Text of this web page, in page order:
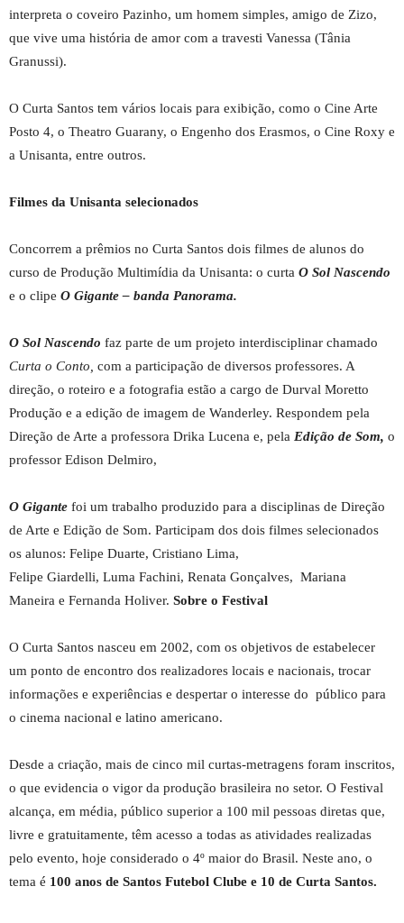
interpreta o coveiro Pazinho, um homem simples, amigo de Zizo,
que vive uma história de amor com a travesti Vanessa (Tânia
Granussi).
O Curta Santos tem vários locais para exibição, como o Cine Arte
Posto 4, o Theatro Guarany, o Engenho dos Erasmos, o Cine Roxy e
a Unisanta, entre outros.
Filmes da Unisanta selecionados
Concorrem a prêmios no Curta Santos dois filmes de alunos do
curso de Produção Multimídia da Unisanta: o curta O Sol Nascendo
e o clipe O Gigante – banda Panorama.
O Sol Nascendo faz parte de um projeto interdisciplinar chamado
Curta o Conto, com a participação de diversos professores. A
direção, o roteiro e a fotografia estão a cargo de Durval Moretto
Produção e a edição de imagem de Wanderley. Respondem pela
Direção de Arte a professora Drika Lucena e, pela Edição de Som, o
professor Edison Delmiro,
O Gigante foi um trabalho produzido para a disciplinas de Direção
de Arte e Edição de Som. Participam dos dois filmes selecionados
os alunos: Felipe Duarte, Cristiano Lima,
Felipe Giardelli, Luma Fachini, Renata Gonçalves, Mariana
Maneira e Fernanda Holiver. Sobre o Festival
O Curta Santos nasceu em 2002, com os objetivos de estabelecer
um ponto de encontro dos realizadores locais e nacionais, trocar
informações e experiências e despertar o interesse do público para
o cinema nacional e latino americano.
Desde a criação, mais de cinco mil curtas-metragens foram inscritos,
o que evidencia o vigor da produção brasileira no setor. O Festival
alcança, em média, público superior a 100 mil pessoas diretas que,
livre e gratuitamente, têm acesso a todas as atividades realizadas
pelo evento, hoje considerado o 4º maior do Brasil. Neste ano, o
tema é 100 anos de Santos Futebol Clube e 10 de Curta Santos.